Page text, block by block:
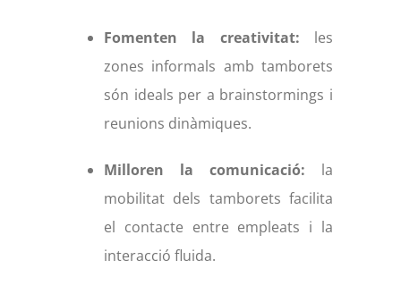
Fomenten la creativitat: les
zones informals amb tamborets
són ideals per a brainstormings i
reunions dinàmiques.
Milloren la comunicació: la
mobilitat dels tamborets facilita
el contacte entre empleats i la
interacció fluida.